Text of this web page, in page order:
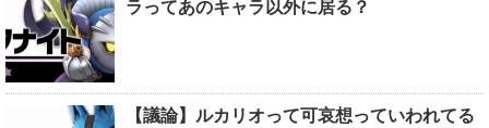
ラってあのキャラ以外に居る？
【議論】ルカリオって可哀想っていわれてる